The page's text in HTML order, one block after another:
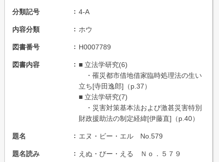
分類記号 4-A
内容分類 ホウ
図書番号 H0007789
図書内容
■ 立法学研究(6)
・罹災都市借地借家臨時処理法の生い
立ち[寺田逸郎]（p.37）
■ 立法学研究(7)
・災害対策基本法および激甚災害特別
財政援助法の制定経緯[伊藤直]（p.40）
題名 エヌ・ビー・エル No.579
題名読み えぬ・びー・える Ｎｏ．５７９